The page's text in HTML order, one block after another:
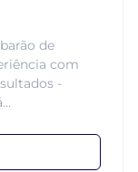
de
com
-